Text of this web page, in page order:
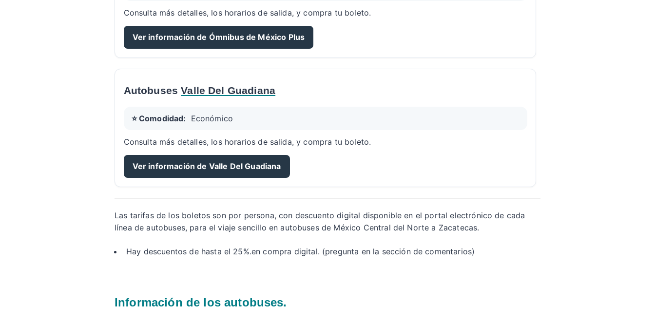
Consulta más detalles, los horarios de salida, y compra tu boleto.
Ver información de Ómnibus de México Plus
AutobusesValle Del Guadiana
⭐ Comodidad: Económico
Consulta más detalles, los horarios de salida, y compra tu boleto.
Ver información de Valle Del Guadiana
Las tarifas de los boletos son por persona, con descuento digital disponible en el portal electrónico de cada
línea de autobuses, para el viaje sencillo en autobuses de México Central del Norte a Zacatecas.
Hay descuentos de hasta el 25%.en compra digital. (pregunta en la sección de comentarios)
Información de los autobuses.